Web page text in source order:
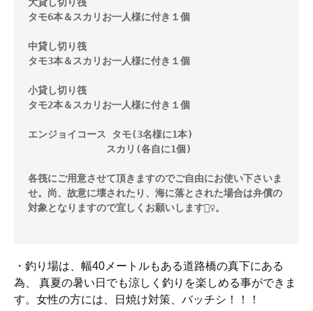
タモ6本＆スカリお一人様に付き１個
中貸し切り筏
タモ3本＆スカリお一人様に付き１個
小貸し切り筏
タモ2本＆スカリお一人様に付き１個
エンジョイコース タモ(3名様に1本)
各筏にご用意させて頂きますのでご自由にお使い下さいま
せ。尚、故意に壊されたり、海に落とされた場合は弁償の
対象となりますので宜しくお願いします🙇‍♀️。
・釣り場は、幅40メートルもある道路橋の真下にある
為、 真夏の暑い日でも涼しく釣りを楽しめる事ができま
す。女性の方には、日焼け対策、バッチシ！！！